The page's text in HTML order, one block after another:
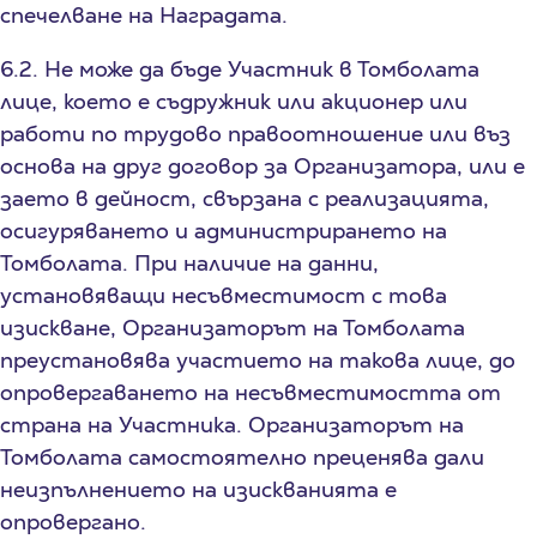
спечелване на Наградата.
6.2. Не може да бъде Участник в Томболата
лице, което е съдружник или акционер или
работи по трудово правоотношение или въз
основа на друг договор за Организатора, или е
заето в дейност, свързана с реализацията,
осигуряването и администрирането на
Томболата. При наличие на данни,
установяващи несъвместимост с това
изискване, Организаторът на Томболата
преустановява участието на такова лице, до
опровергаването на несъвместимостта от
страна на Участника. Организаторът на
Томболата самостоятелно преценява дали
неизпълнението на изискванията е
опровергано.